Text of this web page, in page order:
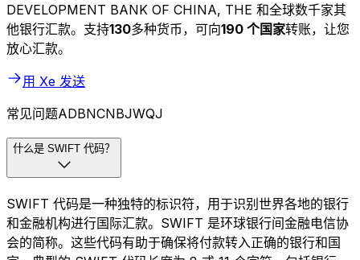
DEVELOPMENT BANK OF CHINA, THE 和全球数千家其
他银行汇款。支持130多种货币，可向190 个国家转账，让您
放心汇款。
用 Xe 发送
常见问题ADBNCNBJWQJ
什么是 SWIFT 代码？
SWIFT 代码是一种独特的标识符，用于识别世界各地的银行
和金融机构进行国际汇款。SWIFT 是环球银行间金融电信协
会的简称。这些代码有助于确保将付款转入正确的银行和国